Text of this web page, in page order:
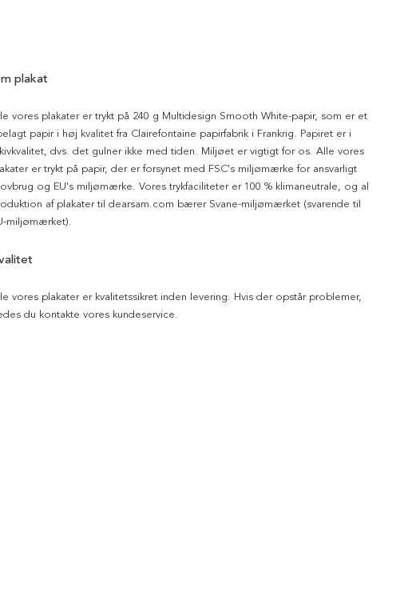
plakat
vores plakater er trykt på 240 g Multidesign Smooth White-papir, som er et
papir i høj kvalitet fra Clairefontaine papirfabrik i Frankrig. Papiret er i
dvs. det gulner ikke med tiden. Miljøet er vigtigt for os. Alle vores
er trykt på papir, der er forsynet med FSC's miljømærke for ansvarligt
og EU's miljømærke. Vores trykfaciliteter er 100 % klimaneutrale, og al
af plakater til dearsam.com bærer Svane-miljømærket (svarende til
miljømærket).
vores plakater er kvalitetssikret inden levering. Hvis der opstår problemer,
du kontakte vores kundeservice.